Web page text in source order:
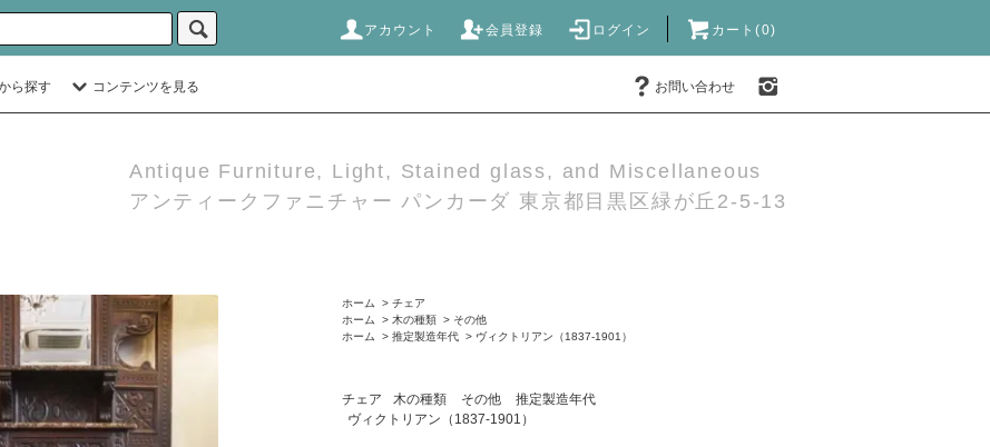
アカウント 会員登録 ログイン カート(0)
ら探す コンテンツを見る お問い合わせ
Antique Furniture, Light, Stained glass, and Miscellaneous
アンティークファニチャー パンカーダ 東京都目黒区緑が丘2-5-13
ホーム > チェア
ホーム
> 木の種類 > その他
ホーム
> 推定製造年代 > ヴィクトリアン（1837-1901）
チェア 木の種類 その他
推定製造年代
ヴィクトリアン（1837-1901）